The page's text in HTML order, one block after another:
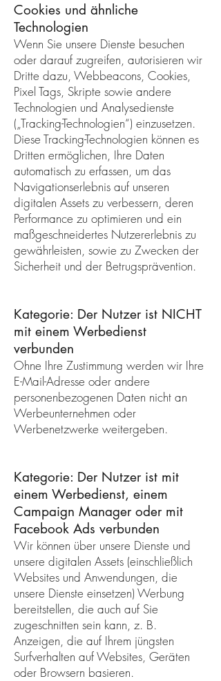
Cookies und ähnliche
Technologien
Wenn Sie unsere Dienste besuchen
oder darauf zugreifen, autorisieren wir
Dritte dazu, Webbeacons, Cookies,
Pixel Tags, Skripte sowie andere
Technologien und Analysedienste
(„Tracking-Technologien“) einzusetzen.
Diese Tracking-Technologien können es
Dritten ermöglichen, Ihre Daten
automatisch zu erfassen, um das
Navigationserlebnis auf unseren
digitalen Assets zu verbessern, deren
Performance zu optimieren und ein
maßgeschneidertes Nutzererlebnis zu
gewährleisten, sowie zu Zwecken der
Sicherheit und der Betrugsprävention.
Kategorie: Der Nutzer ist NICHT
mit einem Werbedienst
verbunden
Ohne Ihre Zustimmung werden wir Ihre
E-Mail-Adresse oder andere
personenbezogenen Daten nicht an
Werbeunternehmen oder
Werbenetzwerke weitergeben.
Kategorie: Der Nutzer ist mit
einem Werbedienst, einem
Campaign Manager oder mit
Facebook Ads verbunden
Wir können über unsere Dienste und
unsere digitalen Assets (einschließlich
Websites und Anwendungen, die
unsere Dienste einsetzen) Werbung
bereitstellen, die auch auf Sie
zugeschnitten sein kann, z. B.
Anzeigen, die auf Ihrem jüngsten
Surfverhalten auf Websites, Geräten
oder Browsern basieren.